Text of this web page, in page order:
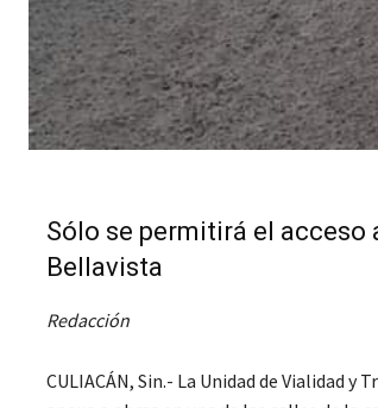
Sólo se permitirá el
Bellavista
Redacción
CULIACÁN, Sin.- La Unidad de Vialidad